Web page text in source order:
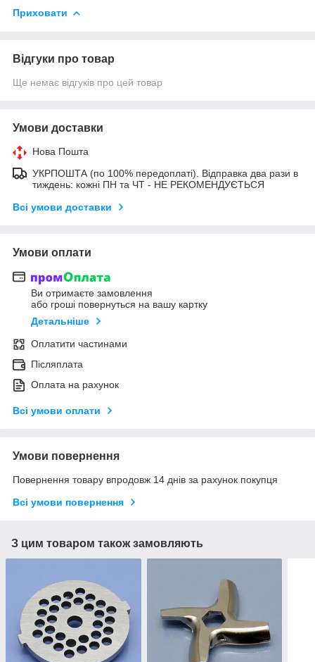
Приховати
Відгуки про товар
Ще немає відгуків про цей товар
Умови доставки
Нова Пошта
УКРПОШТА (по 100% передоплаті). Відправка два рази в
тиждень: кожні ПН та ЧТ - НЕ РЕКОМЕНДУЄТЬСЯ
Всі умови доставки
Умови оплати
Ви отримаєте замовлення
або гроші повернуться на вашу картку
Детальніше
Оплатити частинами
Післяплата
Оплата на рахунок
Всі умови оплати
Умови повернення
Повернення товару впродовж 14 днів за рахунок покупця
Всі умови повернення
З цим товаром також замовляють